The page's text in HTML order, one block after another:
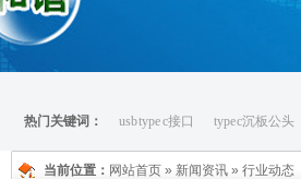
热门关键词： usb type c接口 type c沉板公头
当前位置： 网站首页 » 新闻资讯 » 行业动态